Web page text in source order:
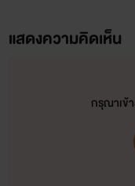
แสดงความคิดเห็น
กรุณาเข้